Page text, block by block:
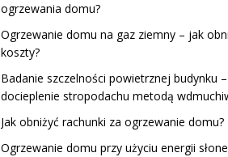
ogrzewania domu?
Ogrzewanie domu na gaz ziemny – jak
koszty?
Badanie szczelności powietrznej budynku –
docieplenie stropodachu metodą
Jak obniżyć rachunki za ogrzewanie domu?
Ogrzewanie domu przy użyciu energii